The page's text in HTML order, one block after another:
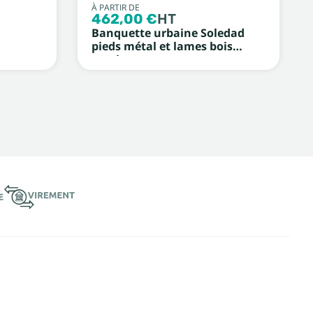
À PARTIR DE
462,00 €HT
Banquette urbaine Soledad
pieds métal et lames bois
exotique